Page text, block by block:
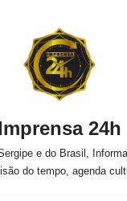
24h
e do Brasil,
do tempo, agenda